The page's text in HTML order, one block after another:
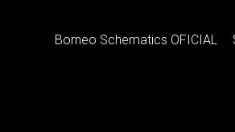
Borneo Schematics OFICIAL